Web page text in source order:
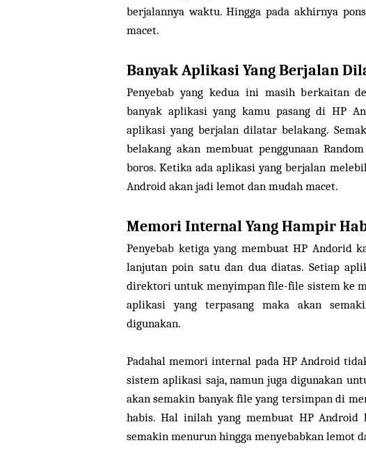
berjalannya waktu. Hingga pada akhirnya
macet.
Banyak Aplikasi Yang Berjalan
Penyebab yang kedua ini masih berkaitan
banyak aplikasi yang kamu pasang di HP
aplikasi yang berjalan dilatar belakang.
belakang akan membuat penggunaan
boros. Ketika ada aplikasi yang berjalan
Android akan jadi lemot dan mudah macet.
Memori Internal Yang Hampir
Penyebab ketiga yang membuat HP Andorid
lanjutan poin satu dan dua diatas. Setiap
direktori untuk menyimpan file-file sistem ke
aplikasi yang terpasang maka akan
digunakan.
Padahal memori internal pada HP Android
sistem aplikasi saja, namun juga digunakan
akan semakin banyak file yang tersimpan di
habis. Hal inilah yang membuat HP Android
semakin menurun hingga menyebabkan lemot